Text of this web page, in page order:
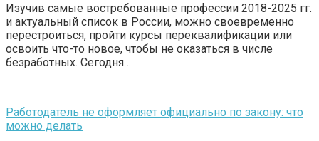
Изучив самые востребованные профессии 2018-2025 гг.
и актуальный список в России, можно своевременно
перестроиться, пройти курсы переквалификации или
освоить что-то новое, чтобы не оказаться в числе
безработных. Сегодня…
Работодатель не оформляет официально по закону: что
можно делать